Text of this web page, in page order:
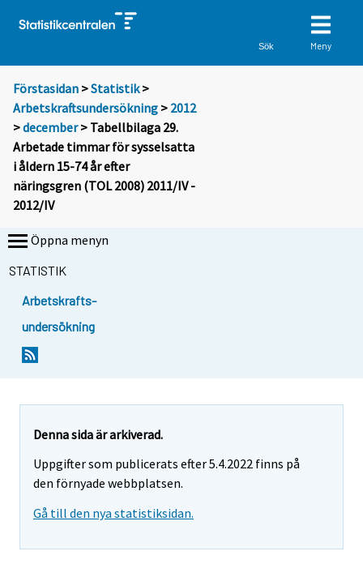
Sök Meny
Förstasidan >Statistik >
Arbetskraftsundersökning > 2012
>december> Tabellbilaga 29.
Arbetade timmar för sysselsatta
i åldern 15-74 år efter
näringsgren (TOL 2008) 2011/IV -
2012/IV
Öppna menyn
STATISTIK
Arbetskrafts-
undersökning
Denna sida är arkiverad.
Uppgifter som publicerats efter 5.4.2022 finns på
den förnyade webbplatsen.
Gå till den nya statistiksidan.